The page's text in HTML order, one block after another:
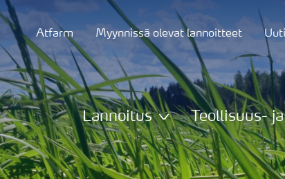
Atfarm Myynnissä olevat lannoitteet
Lannoitus Teollisuus-